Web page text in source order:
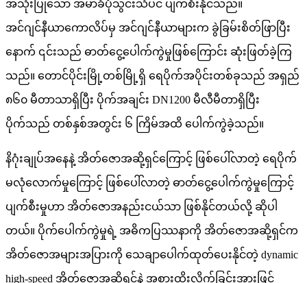
အသုံးပြုသော အမာခံပုံသွင်းသံပင် ပျက်စီးနိုင်သည်။
အင်ဂျင်နီယာကောလိပ်မှ အင်ဂျင်နီယာများက ခွဲခြမ်းစိတ်ဖြာပြီး
နောက် ၎င်းသည် ဓာတ်ငွေ့ပေါက်ကွဲမှုဖြစ်ကြောင်း ဆုံးဖြတ်ခဲ့ကြ
သည်။ တောင်ပိုင်းမြို့တစ်မြို့ရှိ ရေပိုက်အပိုင်းတစ်ခုသည် အရှည်
၈၆၀ မီတာသာရှိပြီး ပိုက်အချင်း DN1200 မီလီမီတာရှိပြီး
ပိုက်သည် တစ်နှစ်အတွင်း ၆ ကြိမ်အထိ ပေါက်ကွဲခဲ့သည်။
နိဂုံးချုပ်အနေနဲ့ အိတ်ဇောအဆို့ရှင်ကြောင့် ဖြစ်ပေါ်လာတဲ့ ရေပိုက်
မလုံလောက်မှုကြောင့် ဖြစ်ပေါ်လာတဲ့ ဓာတ်ငွေ့ပေါက်ကွဲမှုကြောင့်
ပျက်စီးမှုဟာ အိတ်ဇောအနည်းငယ်သာ ဖြစ်နိုင်တယ်လို့ ဆိုပါ
တယ်။ ပိုက်ပေါက်ကွဲမှုရဲ့ အဓိကပြဿနာကို အိတ်ဇောအဆို့ရှင်က
အိတ်ဇောအများအပြားကို သေချာပေါက်ထုတ်ပေးနိုင်တဲ့ dynamic
high-speed အိတ်ဇောအဆို့ရှင်နဲ့ အစားထိုးလိုက်ခြင်းအားဖြင့်